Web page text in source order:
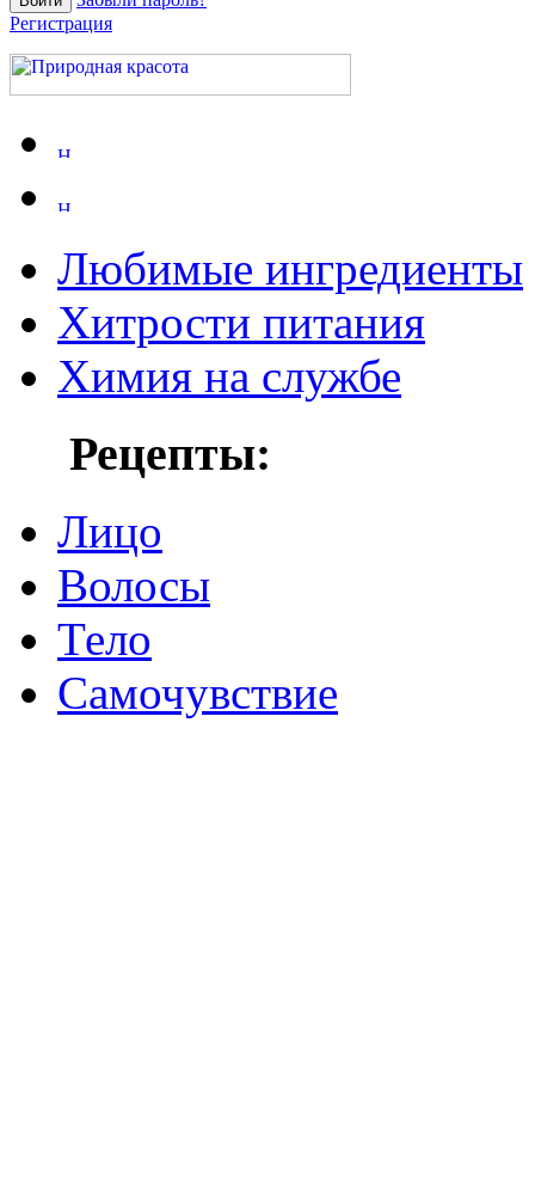
Регистрация
Любимые ингредиенты
Хитрости питания
Химия на службе
Рецепты:
Лицо
Волосы
Тело
Самочувствие